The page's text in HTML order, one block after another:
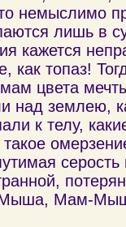
немыслимо
лишь в
кажется
как топаз!
цвета
над землею,
к телу,
такое
Мам-